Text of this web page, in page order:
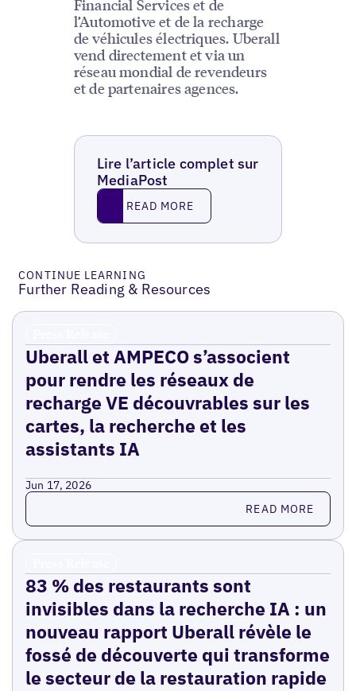
Financial Services et de
l’Automotive et de la recharge
de véhicules électriques. Uberall
vend directement et via un
réseau mondial de revendeurs
et de partenaires agences.
Lire l’article complet sur
MediaPost
Read MoreREAD MORE
CONTINUE LEARNING
Further Reading & Resources
Uberall et AMPECO s’associent
pour rendre les réseaux de
recharge VE découvrables sur les
cartes, la recherche et les
assistants IA
Jun 17, 2026
Read more READ MORE
83 % des restaurants sont
invisibles dans la recherche IA : un
nouveau rapport Uberall révèle le
fossé de découverte qui transforme
le secteur de la restauration rapide